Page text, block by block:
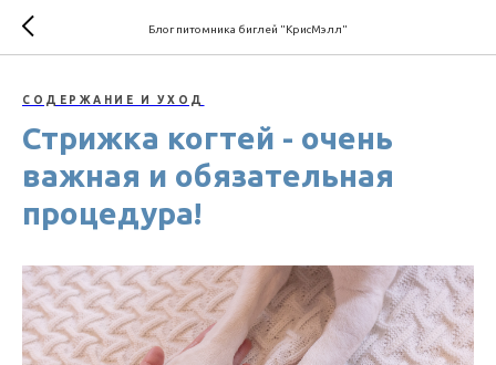
Блог питомника биглей "КрисМэлл"
СОДЕРЖАНИЕ И УХОД
Стрижка когтей - очень
важная и обязательная
процедура!